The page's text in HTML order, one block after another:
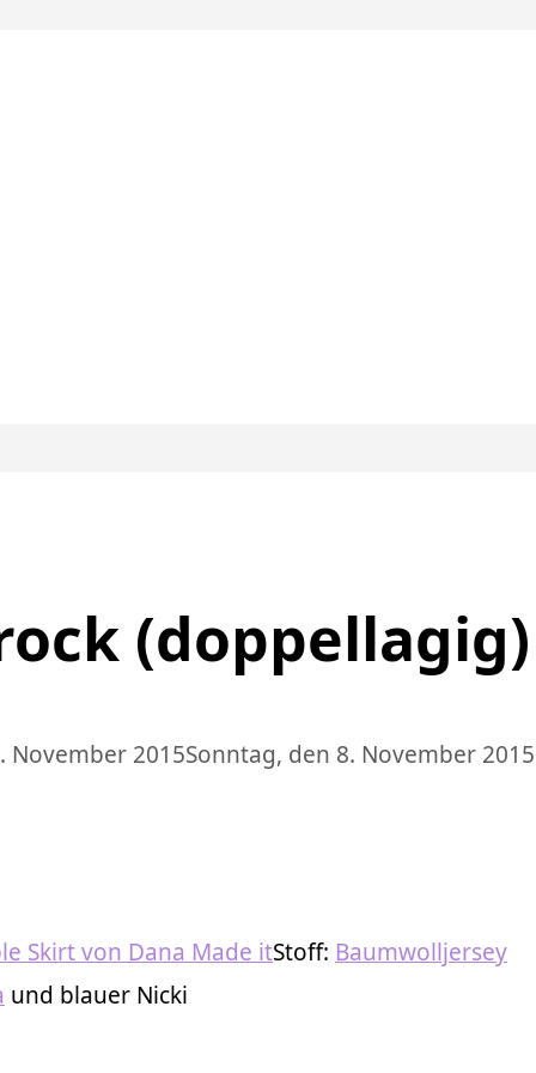
(doppellagig)
November 2015Sonntag, den 8. November 2015
Skirt von Dana Made itStoff: Baumwolljersey
und blauer Nicki